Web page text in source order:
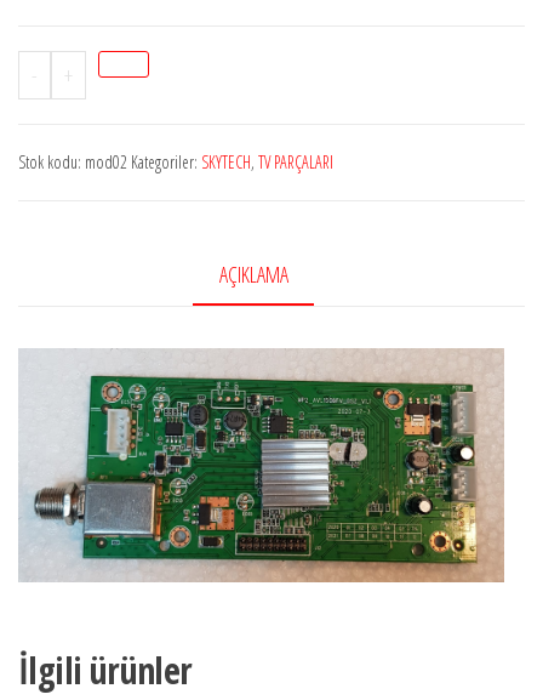
-
Stok
Mod02
,
+
Stok kodu: mod02 Kategoriler: SKYTECH, TV PARÇALARI
AÇIKLAMA
İlgili ürünler